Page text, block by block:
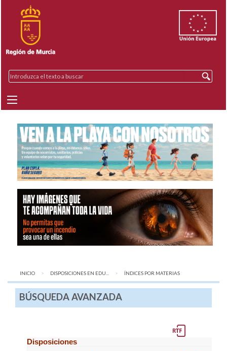
INICIO DISPOSICIONES EN EDU... AQUÍ:
ÍNDICES POR MATERIAS
BÚSQUEDA AVANZADA
Disposiciones